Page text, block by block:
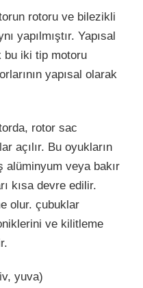
rotoru ve bilezikli
yapılmıştır. Yapısal
bu iki tip motoru
yapısal olarak
rotor sac
açılır. Bu oyukların
veya bakır
kısa devre edilir.
olur. çubuklar
ve kilitleme
yuva)